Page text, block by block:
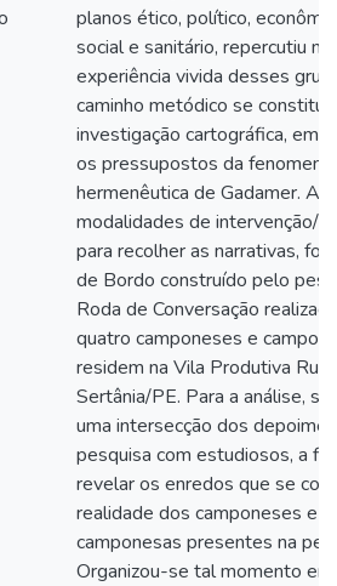
planos ético, político,
social e sanitário, repercutiu na
experiência vivida desses
caminho metódico se
investigação cartográfica, em
os pressupostos da
hermenêutica de Gadamer. As
modalidades de intervenção/
para recolher as narrativas,
de Bordo construído pelo
Roda de Conversação
quatro camponeses e
residem na Vila Produtiva
Sertânia/PE. Para a análise,
uma intersecção dos
pesquisa com estudiosos, a
revelar os enredos que se
realidade dos camponeses e
camponesas presentes na
Organizou-se tal momento